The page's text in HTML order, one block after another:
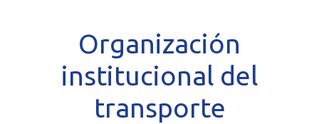
Organización
institucional del
transporte